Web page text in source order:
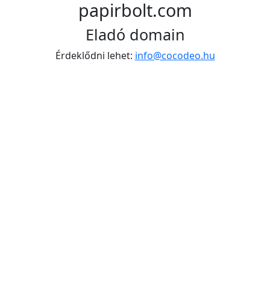
papirbolt.com
Eladó domain
Érdeklődni lehet: info@cocodeo.hu